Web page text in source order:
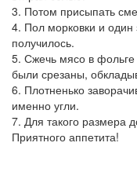
3. Потом присыпать
4. Пол морковки и один
получилось.
5. Сжечь мясо в
были срезаны,
6. Плотненько
именно угли.
7. Для такого размера
Приятного аппетита!